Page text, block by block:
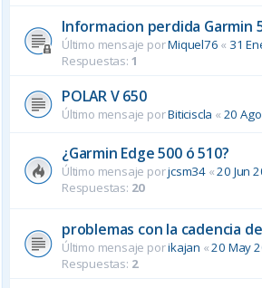
Informacion perdida Garmin
Último mensaje porMiquel76 « 31
Respuestas: 1
POLAR V 650
Último mensaje porBiticiscla « 20
¿Garmin Edge 500 ó 510?
Último mensaje porjcsm34 «20 Jun
Respuestas: 20
problemas con la cadencia
Último mensaje porikajan «20 May
Respuestas: 2